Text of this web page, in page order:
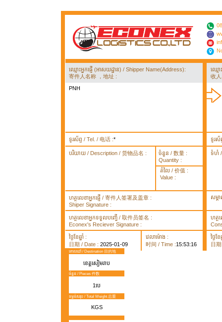
ឈ្មោះអ្នកផ្ញើ (អាសយដ្ឋាន) / Shipper Name(Address):
寄件人名称 ，地址 :
PNH
ឈ្មោ
收
ទូរស័ព្ទ / Tel. / 电话 :* ទូរស័
បរិយាយ / Description / 货物品名 :
ចំនួន / 数量 :
Quantity :
តំលៃ / 价值 :
Value :
ទំហំ /
ហត្ថលេខាអ្នកផ្ញើ / 寄件人签署及盖章 :
Shiper Signature :
សម្គ
ហត្ថលេខាអ្នកទទួលបញ្ធើ / 取件员签名 :
Econex's Reciever Signature :
ហត្ថ
ថ្ងៃខែឆ្នាំ :
日期 / Date : 2025-01-09
វេលាម៉ោង :
时间 / Time :15:53:16
ថ្ងៃខែ
日
គោលដៅ / Destination 目的地
ខេត្តសៀមរាប
ចំនួន / Pieces 件数
1បេ
ទម្ងន់សរុប / Total Weight 总重
KGS